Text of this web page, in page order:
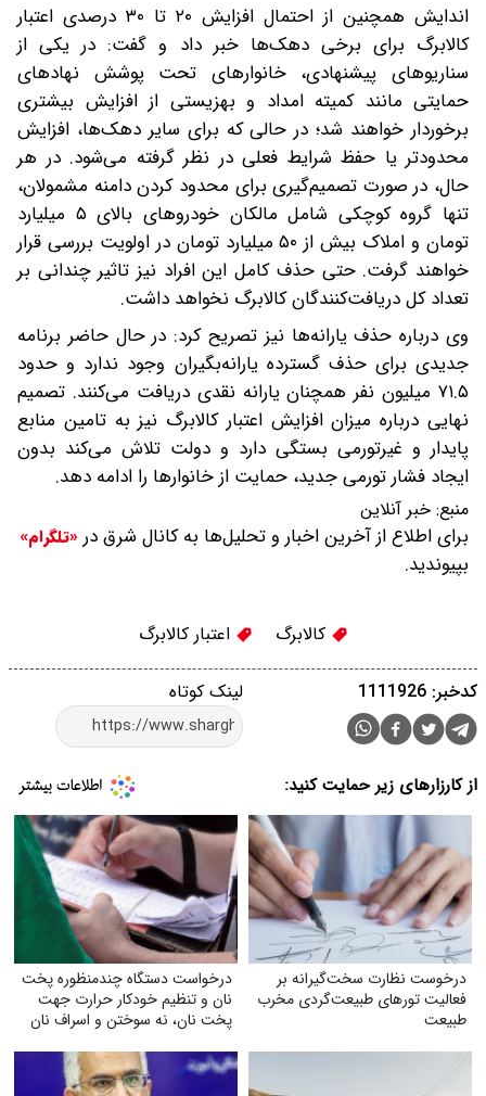
اندایش همچنین از احتمال افزایش ۲۰ تا ۳۰ درصدی اعتبار
کالابرگ برای برخی دهک‌ها خبر داد و گفت: در یکی از
سناریوهای پیشنهادی، خانوارهای تحت پوشش نهادهای
حمایتی مانند کمیته امداد و بهزیستی از افزایش بیشتری
برخوردار خواهند شد؛ در حالی که برای سایر دهک‌ها، افزایش
محدودتر یا حفظ شرایط فعلی در نظر گرفته می‌شود. در هر
حال، در صورت تصمیم‌گیری برای محدود کردن دامنه مشمولان،
تنها گروه کوچکی شامل مالکان خودروهای بالای ۵ میلیارد
تومان و املاک بیش از ۵۰ میلیارد تومان در اولویت بررسی قرار
خواهند گرفت. حتی حذف کامل این افراد نیز تاثیر چندانی بر
تعداد کل دریافت‌کنندگان کالابرگ نخواهد داشت.
وی درباره حذف یارانه‌ها نیز تصریح کرد: در حال حاضر برنامه
جدیدی برای حذف گسترده یارانه‌بگیران وجود ندارد و حدود
۷۱.۵ میلیون نفر همچنان یارانه نقدی دریافت می‌کنند. تصمیم
نهایی درباره میزان افزایش اعتبار کالابرگ نیز به تامین منابع
پایدار و غیرتورمی بستگی دارد و دولت تلاش می‌کند بدون
ایجاد فشار تورمی جدید، حمایت از خانوارها را ادامه دهد.
منبع: خبر آنلاین
برای اطلاع از آخرین اخبار و تحلیل‌ها به کانال شرق در «تلگرام»
بپیوندید.
کالابرگ اعتبار کالابرگ
لینک کوتاه کدخبر: 1111926
از کارزارهای زیر حمایت کنید:
درخوست نظارت سخت‌گیرانه بر
فعالیت تورهای طبیعت‌گردی مخرب
طبیعت
درخواست دستگاه چندمنظوره پخت
نان و تنظیم خودکار حرارت جهت
پخت نان، نه سوختن و اسراف نان